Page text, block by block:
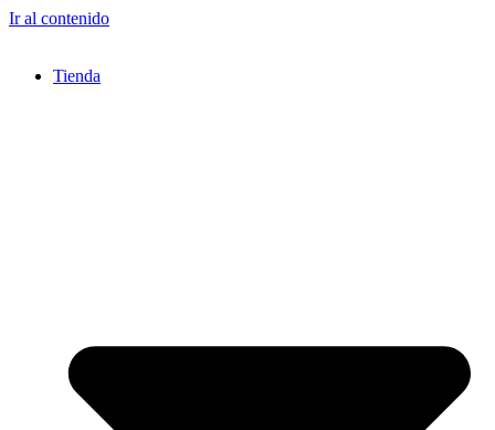
Ir al contenido
Tienda